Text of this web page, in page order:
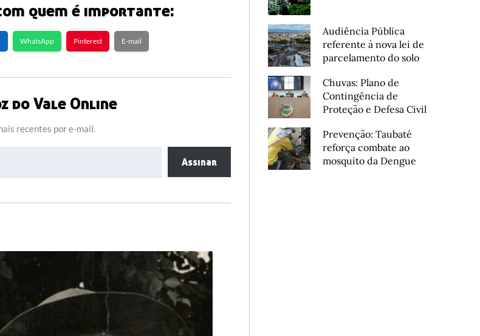
quem é importante:
WhatsApp Pinterest E-mail
do Vale Online
recentes por e-mail.
Assinar
Audiência Pública
referente à nova lei de
parcelamento do solo
Chuvas: Plano de
Contingência de
Proteção e Defesa Civil
Prevenção: Taubaté
reforça combate ao
mosquito da Dengue